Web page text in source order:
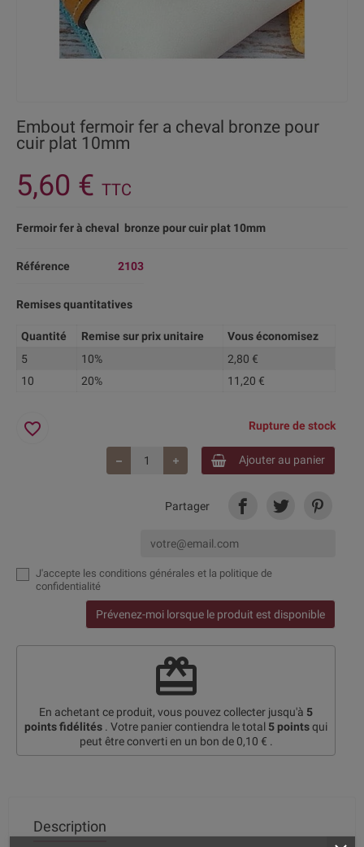
Embout fermoir fer a cheval bronze pour
cuir plat 10mm
5,60 € TTC
Fermoir fer à cheval bronze pour cuir plat 10mm
Référence 2103
Remises quantitatives
Quantité Remise sur prix unitaire
Vous économisez
5
10%
2,80 €
10
20% 11,20 €
Rupture de stock
Ajouter au panier
favorite_border
Partager
J'accepte les conditions générales et la politique de
confidentialité
Prévenez-moi lorsque le produit est disponible
redeem
En achetant ce produit, vous pouvez collecter jusqu'à 5
points fidélités . Votre panier contiendra le total 5 pointsqui
peut être converti en un bon de 0,10 € .
Description